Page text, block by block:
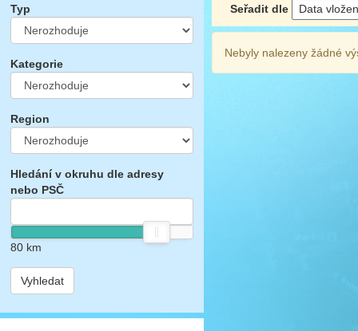
Typ
Kategorie
Region
Hledání v okruhu dle adresy
nebo PSČ
80km
Vyhledat
Seřadit dle
Nebyly nalezeny žádné